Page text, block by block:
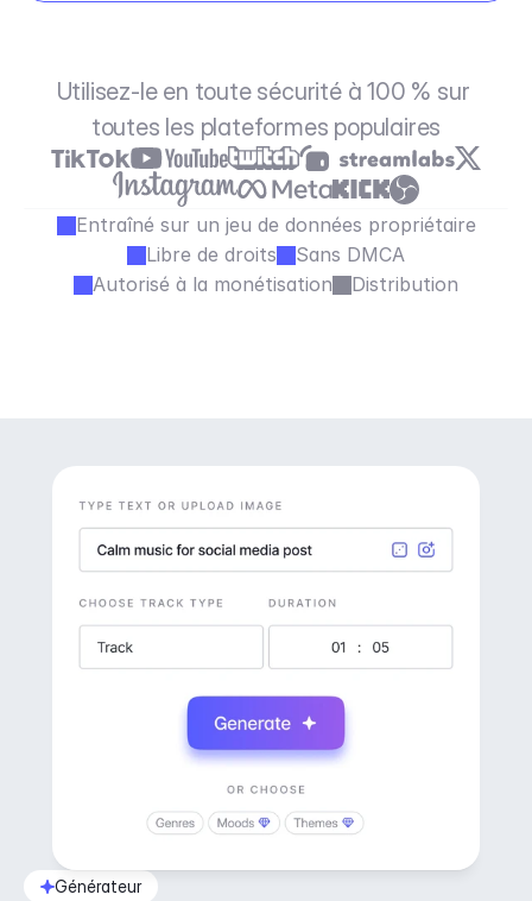
Utilisez-le en toute sécurité à 100 % sur
toutes les plateformes populaires
Entraîné sur un jeu de données propriétaire
Libre de droits
Sans DMCA
Autorisé à la monétisation
Distribution
Générateur